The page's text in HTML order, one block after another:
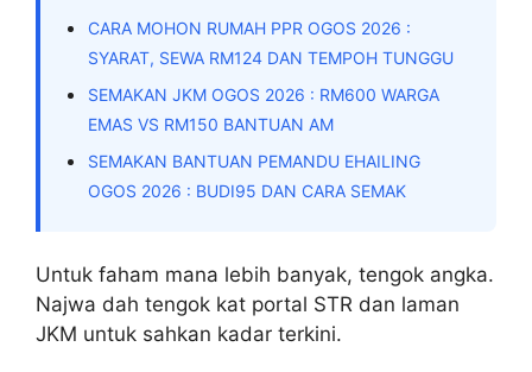
CARA MOHON RUMAH PPR OGOS 2026 :
SYARAT, SEWA RM124 DAN TEMPOH TUNGGU
SEMAKAN JKM OGOS 2026 : RM600 WARGA
EMAS VS RM150 BANTUAN AM
SEMAKAN BANTUAN PEMANDU EHAILING
OGOS 2026 : BUDI95 DAN CARA SEMAK
Untuk faham mana lebih banyak, tengok angka.
Najwa dah tengok kat portal STR dan laman
JKM untuk sahkan kadar terkini.